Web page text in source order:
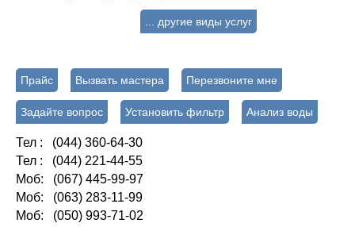
... другие виды услуг
Прайс Вызвать мастера Перезвоните мне
Задайте вопрос Установить фильтр Анализ воды
Тел : (044) 360-64-30
Тел : (044) 221-44-55
Моб: (067) 445-99-97
Моб: (063) 283-11-99
Моб: (050) 993-71-02